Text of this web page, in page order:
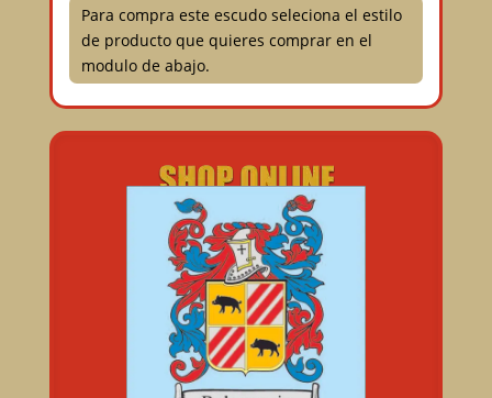
Para compra este escudo seleciona el estilo
de producto que quieres comprar en el
modulo de abajo.